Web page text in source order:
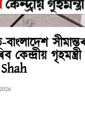
কেন্দ্ৰীয়